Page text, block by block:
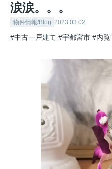
涙涙。。。
物件情報/Blog 2023.03.02
#中古一戸建て #宇都宮市 #内覧